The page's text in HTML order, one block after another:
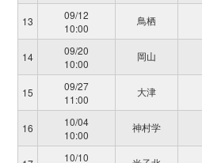
13
09/12
10:00
鳥栖
14
09/20
10:00
岡山
15
09/27
11:00
大津
16
10/04
10:00
神村学
10/10